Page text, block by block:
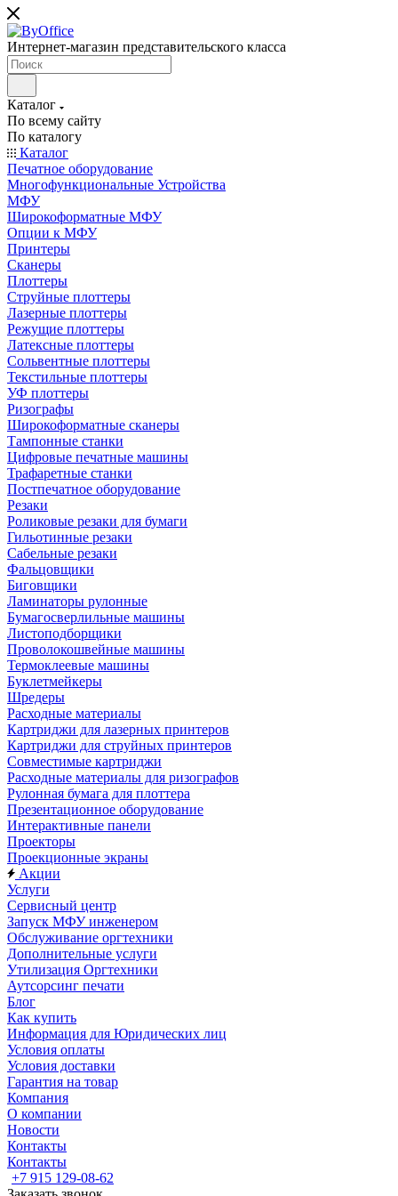
Интернет-магазин представительского класса
Каталог
По всему сайту
По каталогу
Каталог
Печатное оборудование
Многофункциональные Устройства
МФУ
Широкоформатные МФУ
Опции к МФУ
Принтеры
Сканеры
Плоттеры
Струйные плоттеры
Лазерные плоттеры
Режущие плоттеры
Латексные плоттеры
Сольвентные плоттеры
Текстильные плоттеры
УФ плоттеры
Ризографы
Широкоформатные сканеры
Тампонные станки
Цифровые печатные машины
Трафаретные станки
Постпечатное оборудование
Резаки
Роликовые резаки для бумаги
Гильотинные резаки
Сабельные резаки
Фальцовщики
Биговщики
Ламинаторы рулонные
Бумагосверлильные машины
Листоподборщики
Проволокошвейные машины
Термоклеевые машины
Буклетмейкеры
Шредеры
Расходные материалы
Картриджи для лазерных принтеров
Картриджи для струйных принтеров
Совместимые картриджи
Расходные материалы для ризографов
Рулонная бумага для плоттера
Презентационное оборудование
Интерактивные панели
Проекторы
Проекционные экраны
Акции
Услуги
Сервисный центр
Запуск МФУ инженером
Обслуживание оргтехники
Дополнительные услуги
Утилизация Оргтехники
Аутсорсинг печати
Блог
Как купить
Информация для Юридических лиц
Условия оплаты
Условия доставки
Гарантия на товар
Компания
О компании
Новости
Контакты
Контакты
+7 915 129-08-62